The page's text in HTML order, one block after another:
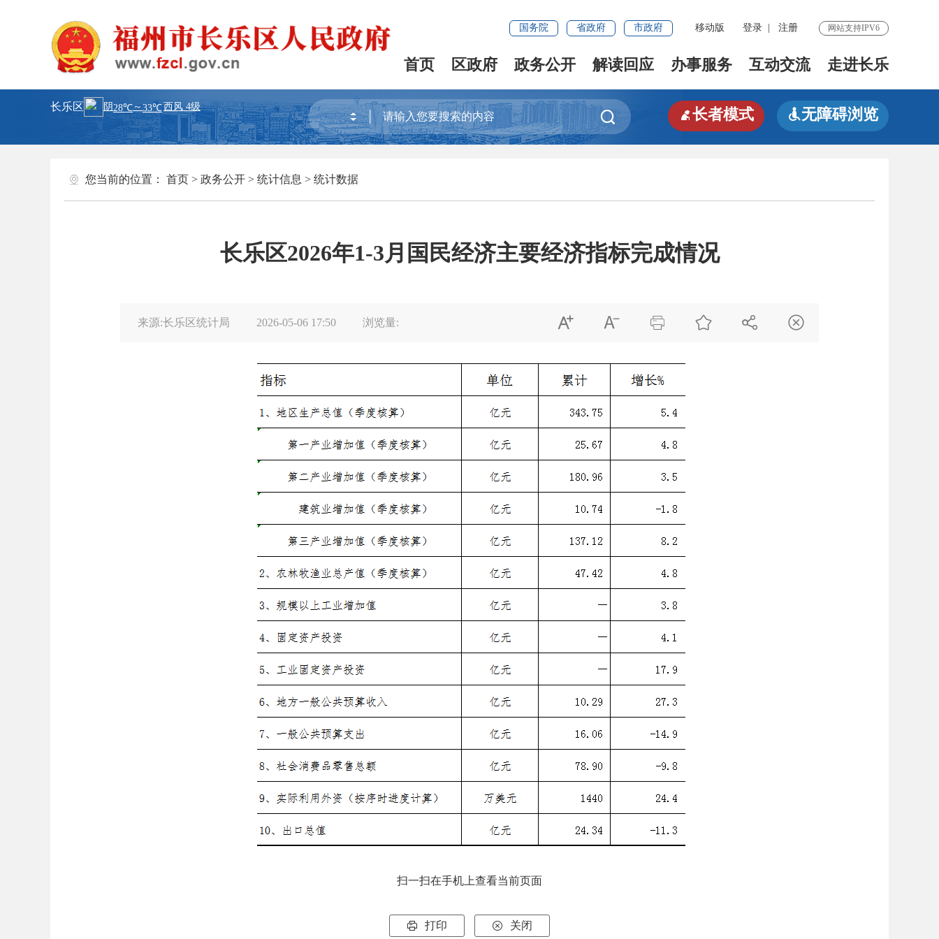
国务院 省政府 市政府 移动版 登录 注册 网站支持IPV6
首页 区政府 政务公开 解读回应 办事服务 互动交流 走进长乐
长乐区
 长者模式 无障碍浏览
您当前的位置： 首页 > 政务公开 > 统计信息 > 统计数据
长乐区2026年1-3月国民经济主要经济指标完成情况
来源:长乐区统计局 2026-05-06 17:50 浏览量:      
扫一扫在手机上查看当前页面
 打印  关闭